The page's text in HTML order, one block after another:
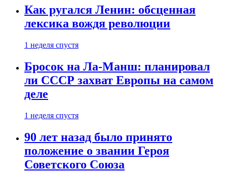
Как ругался Ленин: обсценная
лексика вождя революции
1 неделя спустя
Бросок на Ла-Манш: планировал
ли СССР захват Европы на самом
деле
1 неделя спустя
90 лет назад было принято
положение о звании Героя
Советского Союза